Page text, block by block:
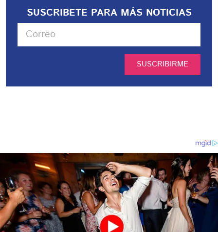
SUSCRIBETE PARA MÁS NOTICIAS
SUSCRIBIRME